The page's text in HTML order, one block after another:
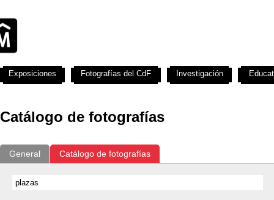
Catálogo de fotografías
General Catálogo de fotografías
Exposiciones Fotografías del CdF Investigación